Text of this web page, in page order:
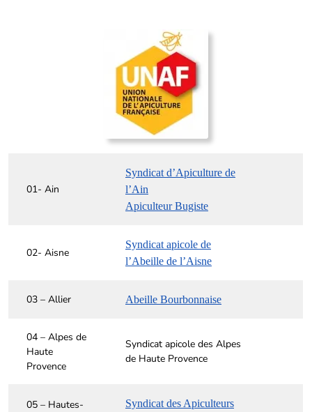
01- Ain
Syndicat d’Apiculture de
l’Ain
Apiculteur Bugiste
02- Aisne
Syndicat apicole de
l’Abeille de l’Aisne
03 – Allier Abeille Bourbonnaise
04 – Alpes de
Haute
Provence
Syndicat apicole des Alpes
de Haute Provence
05 – Hautes-
Syndicat des Apiculteurs